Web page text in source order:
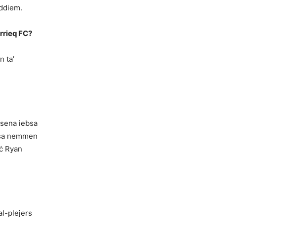
FC?
ta’
iebsa
nemmen
Ryan
plejers